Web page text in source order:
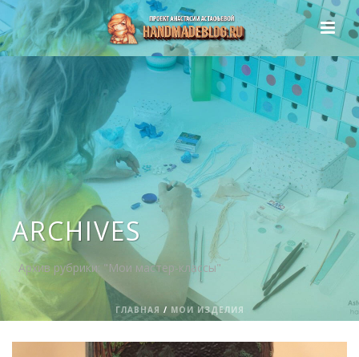
ARCHIVES
Архив рубрики: "Мои мастер-классы"
ГЛАВНАЯ / МОИ ИЗДЕЛИЯ